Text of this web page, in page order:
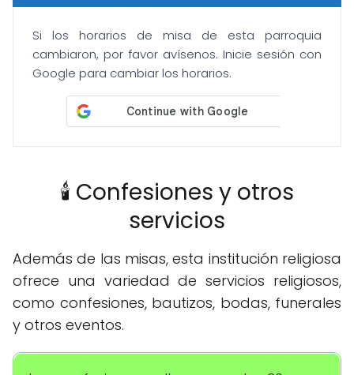
Si los horarios de misa de esta parroquia
cambiaron, por favor avísenos. Inicie sesión con
Google para cambiar los horarios.
🕯️ Confesiones y otros
servicios
Además de las misas, esta institución religiosa
ofrece una variedad de servicios religiosos,
como confesiones, bautizos, bodas, funerales
y otros eventos.